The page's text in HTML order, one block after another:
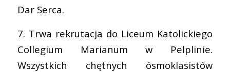
Dar Serca.
7. Trwa rekrutacja do Liceum Katolickiego
Collegium Marianum w Pelplinie.
Wszystkich chętnych ósmoklasistów